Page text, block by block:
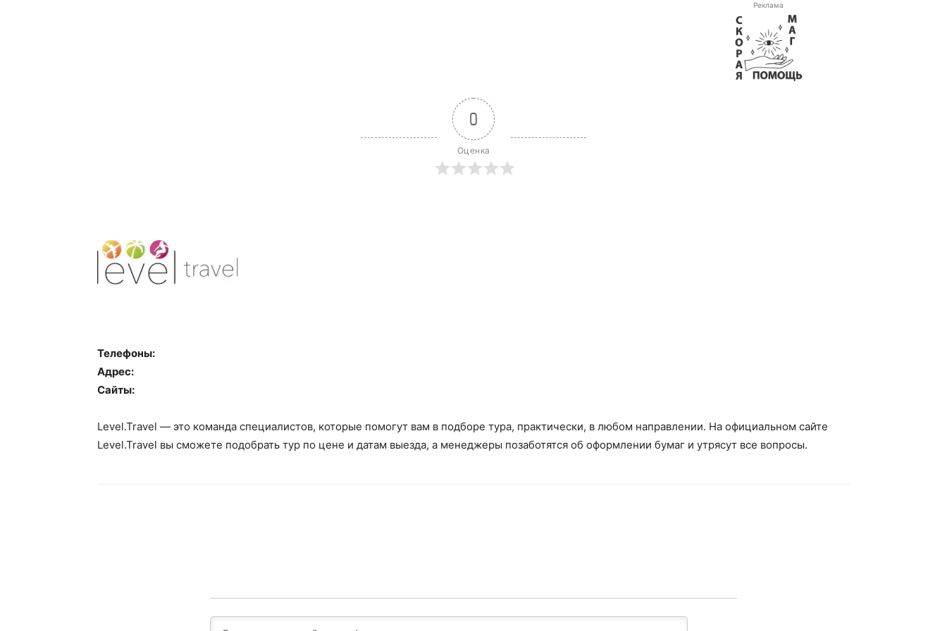
Реклама
0
Оценка
Телефоны:
Адрес:
Сайты:
Level.Travel — это команда специалистов, которые помогут вам в подборе тура, практически, в любом направлении. На официальном сайте
Level.Travel вы сможете подобрать тур по цене и датам выезда, а менеджеры позаботятся об оформлении бумаг и утрясут все вопросы.